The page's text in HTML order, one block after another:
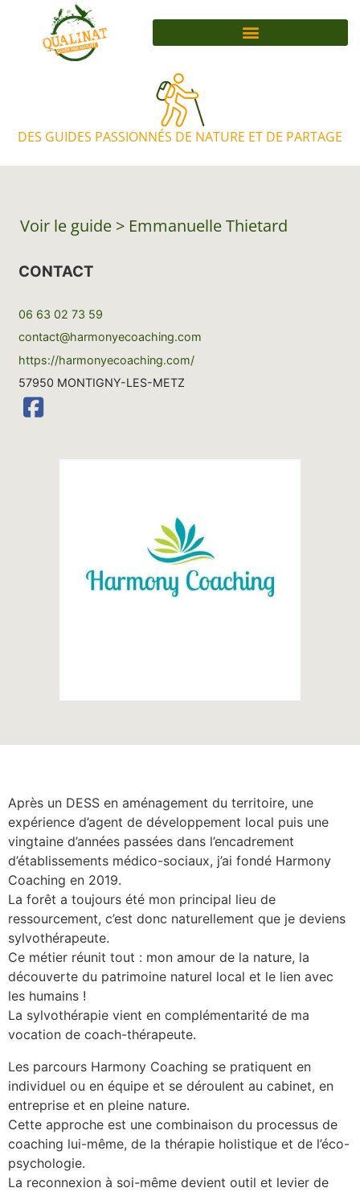
DES GUIDES PASSIONNÉS DE NATURE ET DE PARTAGE
Voir le guide > Emmanuelle Thietard
CONTACT
06 63 02 73 59
contact@harmonyecoaching.com
https://harmonyecoaching.com/
57950 MONTIGNY-LES-METZ
Après un DESS en aménagement du territoire, une
expérience d’agent de développement local puis une
vingtaine d’années passées dans l’encadrement
d’établissements médico-sociaux, j’ai fondé Harmony
Coaching en 2019.
La forêt a toujours été mon principal lieu de
ressourcement, c’est donc naturellement que je deviens
sylvothérapeute.
Ce métier réunit tout : mon amour de la nature, la
découverte du patrimoine naturel local et le lien avec
les humains !
La sylvothérapie vient en complémentarité de ma
vocation de coach-thérapeute.
Les parcours Harmony Coaching se pratiquent en
individuel ou en équipe et se déroulent au cabinet, en
entreprise et en pleine nature.
Cette approche est une combinaison du processus de
coaching lui-même, de la thérapie holistique et de l’éco-
psychologie.
La reconnexion à soi-même devient outil et levier de